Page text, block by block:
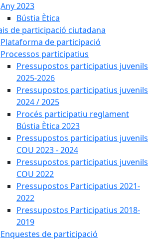
Any 2023
Bústia Ètica
de participació ciutadana
Plataforma de participació
Processos participatius
Pressupostos participatius juvenils
2025-2026
Pressupostos participatius juvenils
2024 / 2025
Procés participatiu reglament
Bústia Ètica 2023
Pressupostos participatius juvenils
COU 2023 - 2024
Pressupostos participatius juvenils
COU 2022
Pressupostos Participatius 2021-
2022
Pressupostos Participatius 2018-
2019
Enquestes de participació